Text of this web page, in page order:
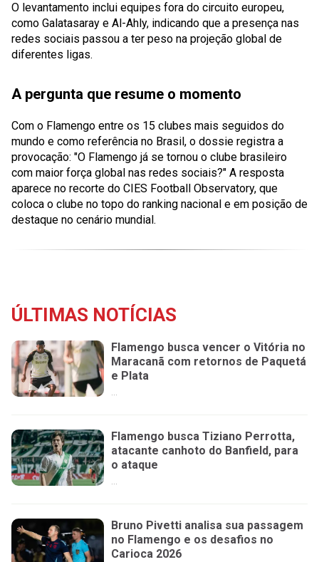
O levantamento inclui equipes fora do circuito europeu,
como Galatasaray e Al-Ahly, indicando que a presença nas
redes sociais passou a ter peso na projeção global de
diferentes ligas.
A pergunta que resume o momento
Com o Flamengo entre os 15 clubes mais seguidos do
mundo e como referência no Brasil, o dossie registra a
provocação: "O Flamengo já se tornou o clube brasileiro
com maior força global nas redes sociais?" A resposta
aparece no recorte do CIES Football Observatory, que
coloca o clube no topo do ranking nacional e em posição de
destaque no cenário mundial.
ÚLTIMAS NOTÍCIAS
Flamengo busca vencer o Vitória no
Maracanã com retornos de Paquetá
e Plata
...
Flamengo busca Tiziano Perrotta,
atacante canhoto do Banfield, para
o ataque
...
Bruno Pivetti analisa sua passagem
no Flamengo e os desafios no
Carioca 2026